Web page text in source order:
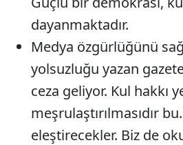
dayanmaktadır.
Medya özgürlüğünü
yolsuzluğu yazan
ceza geliyor. Kul hakkı
meşrulaştırılmasıdır
eleştirecekler. Biz de